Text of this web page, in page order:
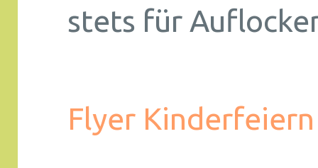
stets für
Flyer